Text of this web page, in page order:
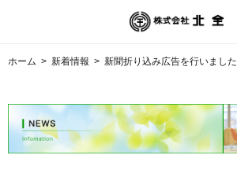
ホーム > 新着情報 > 新聞折り込み広告を行いました